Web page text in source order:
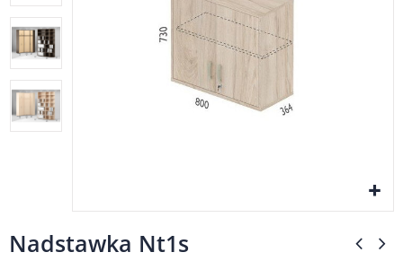
Nadstawka Nt1s